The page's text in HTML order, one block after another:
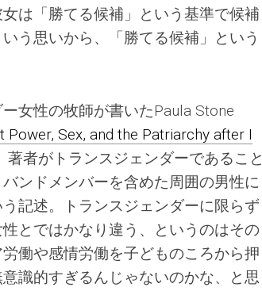
は「勝てる候補」という基準で候補
う思いから、「勝てる候補」という
女性の牧師が書いたPaula Stone
Sex, and the Patriarchy after I
著者がトランスジェンダーであること
ンドメンバーを含めた周囲の男性に
記述。トランスジェンダーに限らず
とではかなり違う、というのはその
働や感情労働を子どものころから押
識的すぎるんじゃないのかな、と思